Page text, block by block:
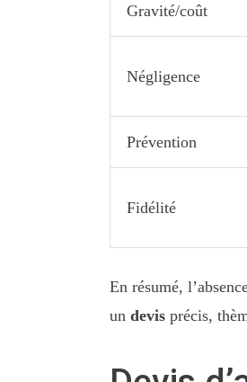
Gravité/coût
Négligence
Prévention
Fidélité
En résumé,
un devis précis,